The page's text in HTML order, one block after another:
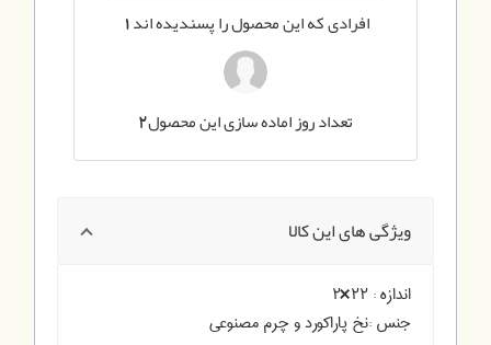
1 افرادی که این محصول را پسندیده اند
تعداد روز اماده سازی این محصول2
ویژگی های این کالا
اندازه : ۲۲×۲
جنس :نخ پاراکورد و چرم مصنوعی